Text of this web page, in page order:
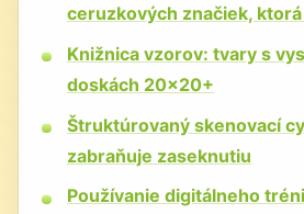
ceruzkových značiek,
Knižnica vzorov: tvary s
doskách 20×20+
Štruktúrovaný skenovací
zabraňuje zaseknutiu
Používanie digitálneho